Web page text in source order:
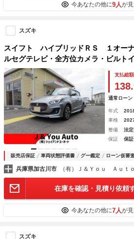
今あなたの他に9人が
スズキ
スイフト ハイブリッドＲＳ １オー
ルセグテレビ・全方位カメラ・ビルト
エアロ・アルミ・ＬＥＤヘッドランプ
ートゥース接続・ドライブレコーダー
支払総額
138.
通常ローン
年式
車検
整備
法
保証
保
販売店保証 車両状態評価書 グー鑑定 ローン仮審
兵庫県加古川市 （有）Ｊ＆Ｙｏｕ Ａｕｔｏ
在庫を確認・見積り依頼
今あなたの他に7人が
スズキ